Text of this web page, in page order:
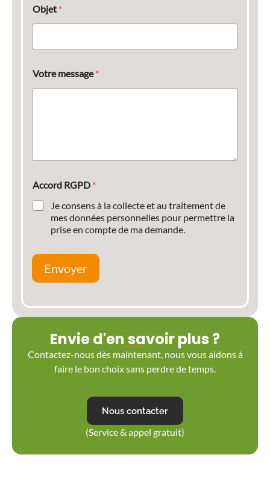
Objet *
Votre message*
Accord RGPD *
Je consens à la collecte et au traitement de
mes données personnelles pour permettre la
prise en compte de ma demande.
Envoyer
Envie d'en savoir plus ?
Contactez-nous dès maintenant, nous vous aidons à
faire le bon choix sans perdre de temps.
Nous contacter
(Service & appel gratuit)